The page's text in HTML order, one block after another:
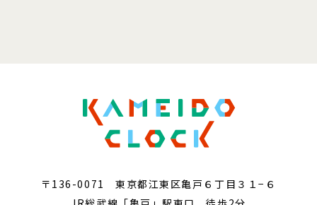
〒136-0071 東京都江東区亀戸６丁目３１−６